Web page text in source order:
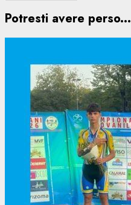
Potresti avere perso...